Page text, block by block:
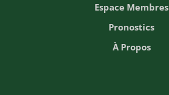
Espace Membres
Pronostics
À Propos